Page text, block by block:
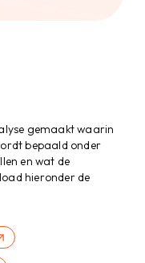
officer is
met
compliance
onderhoud
partijen.
wij
gemaakt waarin
bepaald onder
en wat de
hieronder de